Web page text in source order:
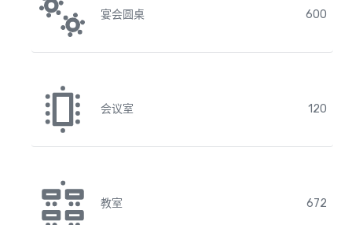
宴会圆桌 600
会议室 120
教室 672